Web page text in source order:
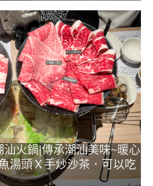
汕火鍋|傳承潮汕美味~暖心
湯頭Ｘ手炒沙茶．可以吃